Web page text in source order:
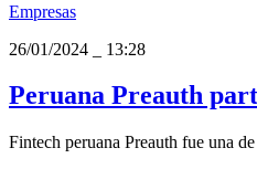
Empresas
26/01/2024
13:28
Peruana Preauth
Fintech peruana Preauth fue una